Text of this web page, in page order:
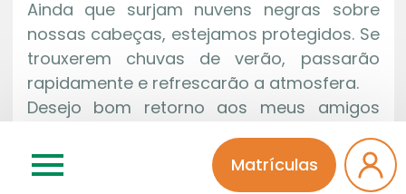
Matrículas
Ainda que surjam nuvens negras sobre
nossas cabeças, estejamos protegidos. Se
trouxerem chuvas de verão, passarão
rapidamente e refrescarão a atmosfera.
Desejo bom retorno aos meus amigos
diretores, coordenadores, professores,
funcionários e alunos e que Deus nos
acompanhe nessa jornada que se abre e